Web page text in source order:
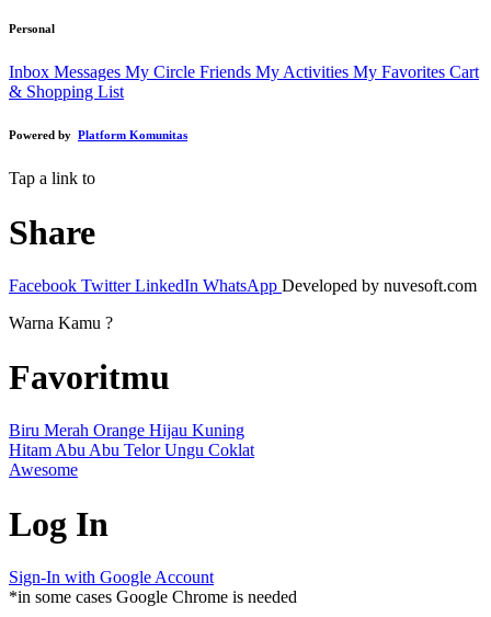
Personal
Inbox Messages My Circle Friends My Activities My Favorites Cart
& Shopping List
Powered by Platform Komunitas
Tap a link to
Share
Facebook Twitter LinkedIn WhatsApp Developed by nuvesoft.com
Warna Kamu ?
Favoritmu
Biru Merah Orange Hijau Kuning
Hitam Abu Abu Telor Ungu Coklat
Awesome
Log In
Sign-In with Google Account
*in some cases Google Chrome is needed